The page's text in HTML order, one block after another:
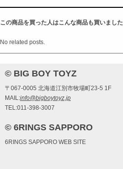
この商品を買った人はこんな商品も買いました
No related posts.
© BIG BOY TOYZ
〒067-0005 北海道江別市牧場町23-5 1F
MAIL:info@bigboytoyz.jp
TEL:011-398-3007
© 6RINGS SAPPORO
6RINGS SAPPORO WEB SITE